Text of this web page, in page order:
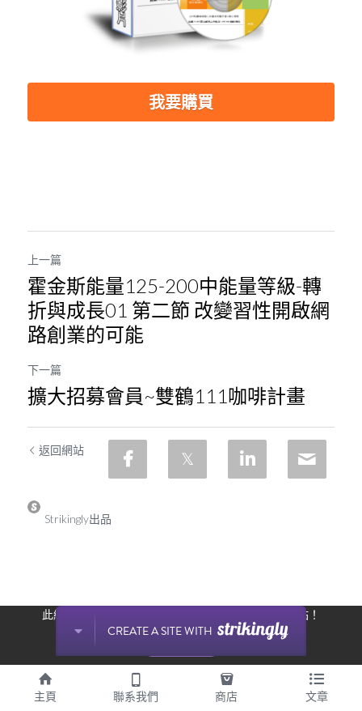
我要購買
上一篇
霍金斯能量125-200中能量等級-轉
折與成長01 第二節 改變習性開啟網
路創業的可能
下一篇
擴大招募會員~雙鶴111咖啡計畫
返回網站
Strikingly出品
CREATE A SITE WITH
此網站通過 Strikingly 創建。 立即免費擁有一個網站！
主頁 聯系我們 商店 文章